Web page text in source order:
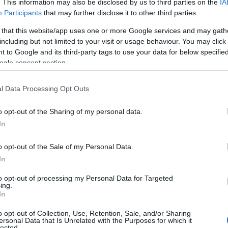
This information may also be disclosed by us to third parties on the
Participants that may further disclose it to other third parties.
that this website/app uses one or more Google services and may
but not limited to your visit or usage behaviour. You may
to Google and its third-party tags to use your data for below
consent section.
Data Processing Opt Outs
opt-out of the Sharing of my personal data.
opt-out of the Sale of my Personal Data.
opt-out of processing my Personal Data for Targeted
opt-out of Collection, Use, Retention, Sale, and/or Sharing
Data that Is Unrelated with the Purposes for which it
δεν είναι καλά! Και όμως, ακούς μια φωνή μέσα
Δεν ξέρεις. Επίσης δεν μπορείς να
να παίζει στα γαλλικά και εσύ να το
που οι φθόγγοι μπαίνουν ο ένας δίπλα
αντέχουν, να μένουν γερές και να στέκουν σε
η φάση είναι ένα ακόμα
ξέρεις γιατί «σκάνε» στο κεφάλι σου αυτοί οι
το τρέχουν σαν να ναι κυνηγημένοι, μια
και τους αγαπάνε όλοι. Και μετά, σαν την
συμβεί: Άλλη μία μέρα σε αυτή την ζόρικη
άλλη μία
γαμάτη ράπερπου ακούει στο
να αρνηθείς